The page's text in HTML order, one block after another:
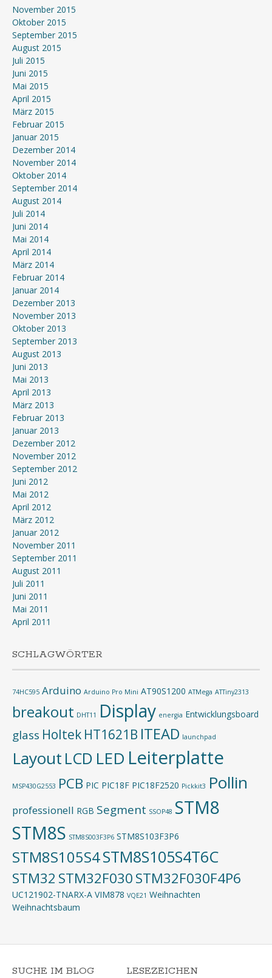
November 2015
Oktober 2015
September 2015
August 2015
Juli 2015
Juni 2015
Mai 2015
April 2015
März 2015
Februar 2015
Januar 2015
Dezember 2014
November 2014
Oktober 2014
September 2014
August 2014
Juli 2014
Juni 2014
Mai 2014
April 2014
März 2014
Februar 2014
Januar 2014
Dezember 2013
November 2013
Oktober 2013
September 2013
August 2013
Juni 2013
Mai 2013
April 2013
März 2013
Februar 2013
Januar 2013
Dezember 2012
November 2012
September 2012
Juni 2012
Mai 2012
April 2012
März 2012
Januar 2012
November 2011
September 2011
August 2011
Juli 2011
Juni 2011
Mai 2011
April 2011
SCHLAGWÖRTER
74HC595 Arduino Arduino Pro Mini AT90S1200 ATMega ATTiny2313
breakout DHT11 Display energia Entwicklungsboard
glass Holtek HT1621B ITEAD launchpad
Layout LCD LED Leiterplatte
MSP430G2553 PCB PIC PIC18F PIC18F2520 Pickkit3 Pollin
professionell RGB Segment SSOP48 STM8
STM8S STM8S003F3P6 STM8S103F3P6
STM8S105S4STM8S105S4T6C
STM32 STM32F030STM32F030F4P6
UC121902-TNARX-A VIM878 VQE21 Weihnachten
Weihnachtsbaum
SUCHE IM BLOG LESEZEICHEN